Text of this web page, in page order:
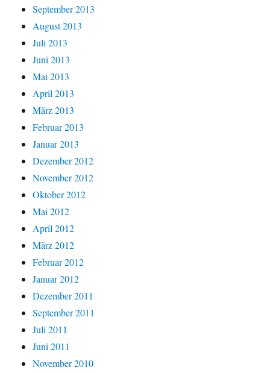
September 2013
August 2013
Juli 2013
Juni 2013
Mai 2013
April 2013
März 2013
Februar 2013
Januar 2013
Dezember 2012
November 2012
Oktober 2012
Mai 2012
April 2012
März 2012
Februar 2012
Januar 2012
Dezember 2011
September 2011
Juli 2011
Juni 2011
November 2010